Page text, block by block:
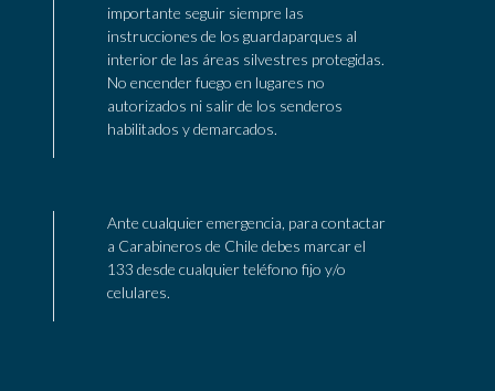
importante seguir siempre las
instrucciones de los guardaparques al
interior de las áreas silvestres protegidas.
No encender fuego en lugares no
autorizados ni salir de los senderos
habilitados y demarcados.
Ante cualquier emergencia, para contactar
a Carabineros de Chile debes marcar el
133 desde cualquier teléfono fijo y/o
celulares.